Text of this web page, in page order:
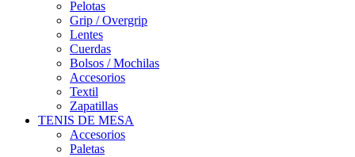
Pelotas
Grip / Overgrip
Lentes
Cuerdas
Bolsos / Mochilas
Accesorios
Textil
Zapatillas
TENIS DE MESA
Accesorios
Paletas